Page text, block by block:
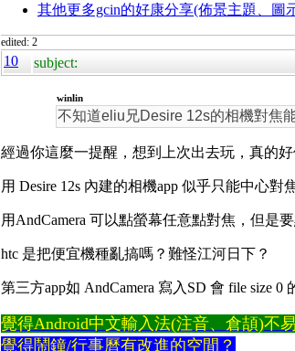
其他更多gcin的好康分享(佈景主題、圖
edited: 2
10 subject:
winlin
不知道eliu兄Desire 12s的相機對焦
經過你這麼一提醒，想到上次出去玩，真的
用 Desire 12s 內建的相機app 似乎只能中心對
用AndCamera 可以點螢幕任意點對焦，但是
htc 是把便宜機種亂搞嗎？難怪江河日下？
第三方app如 AndCamera 寫入SD 會 file size 0
覺得Android中文輸入法(注音、倉頡)不
覺得鬧鐘/行事曆有改進的空間？